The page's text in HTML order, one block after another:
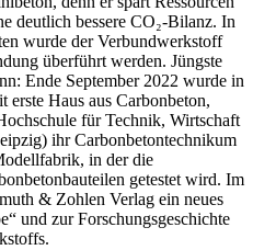
deutlich bessere CO₂-Bilanz. In
wurde der Verbundwerkstoff
überführt werden. Jüngste
Ende September 2022 wurde in
erste Haus aus Carbonbeton,
für Technik, Wirtschaft
ihr Carbonbetontechnikum
in der die
getestet wird. Im
& Zohlen Verlag ein neues
und zur Forschungsgeschichte